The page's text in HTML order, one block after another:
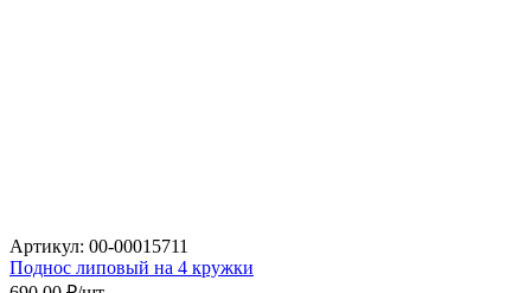
Артикул: 00-00015711
Поднос липовый на 4 кружки